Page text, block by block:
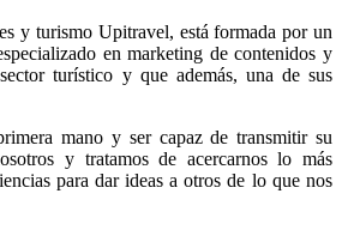
y turismo Upitravel, está formada por un
en marketing de contenidos y
turístico y que además, una de sus
mano y ser capaz de transmitir su
y tratamos de acercarnos lo más
para dar ideas a otros de lo que nos